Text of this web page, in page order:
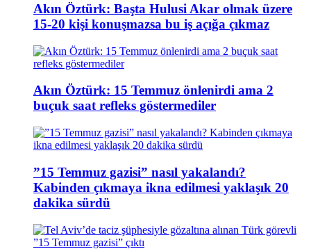
Akın Öztürk: Başta Hulusi Akar olmak üzere
15-20 kişi konuşmazsa bu iş açığa çıkmaz
Akın Öztürk: 15 Temmuz önlenirdi ama 2
buçuk saat refleks göstermediler
”15 Temmuz gazisi” nasıl yakalandı?
Kabinden çıkmaya ikna edilmesi yaklaşık 20
dakika sürdü